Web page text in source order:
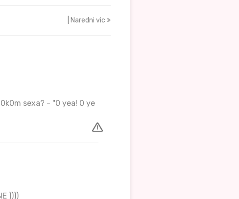
| Naredni vic
sexa? - "0 yea! 0 ye
))))